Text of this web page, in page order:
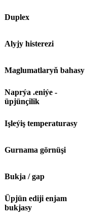
Duplex
Alyjy histerezi
Maglumatlaryň bahasy
Naprýa .eniýe -
üpjünçilik
Işleýiş temperaturasy
Gurnama görnüşi
Bukja / gap
Üpjün ediji enjam
bukjasy